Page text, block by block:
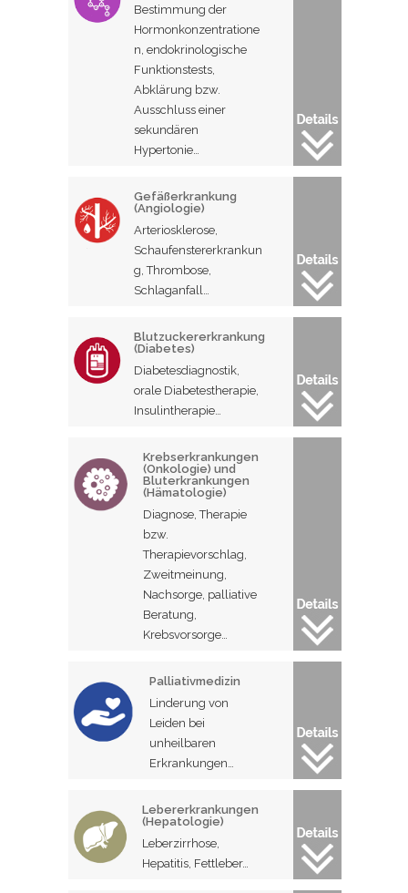
Bestimmung der
Hormonkonzentratione
n, endokrinologische
Funktionstests,
Abklärung bzw.
Ausschluss einer
sekundären
Hypertonie…
Gefäßerkrankung
(Angiologie)
Arteriosklerose,
Schaufenstererkrankun
g, Thrombose,
Schlaganfall…
Blutzuckererkrankung
(Diabetes)
Diabetesdiagnostik,
orale Diabetestherapie,
Insulintherapie…
Krebserkrankungen
(Onkologie) und
Bluterkrankungen
(Hämatologie)
Diagnose, Therapie
bzw.
Therapievorschlag,
Zweitmeinung,
Nachsorge, palliative
Beratung,
Krebsvorsorge…
Palliativmedizin
Linderung von
Leiden bei
unheilbaren
Erkrankungen…
Lebererkrankungen
(Hepatologie)
Leberzirrhose,
Hepatitis, Fettleber…